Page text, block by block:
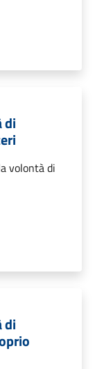
di
volontà di
di